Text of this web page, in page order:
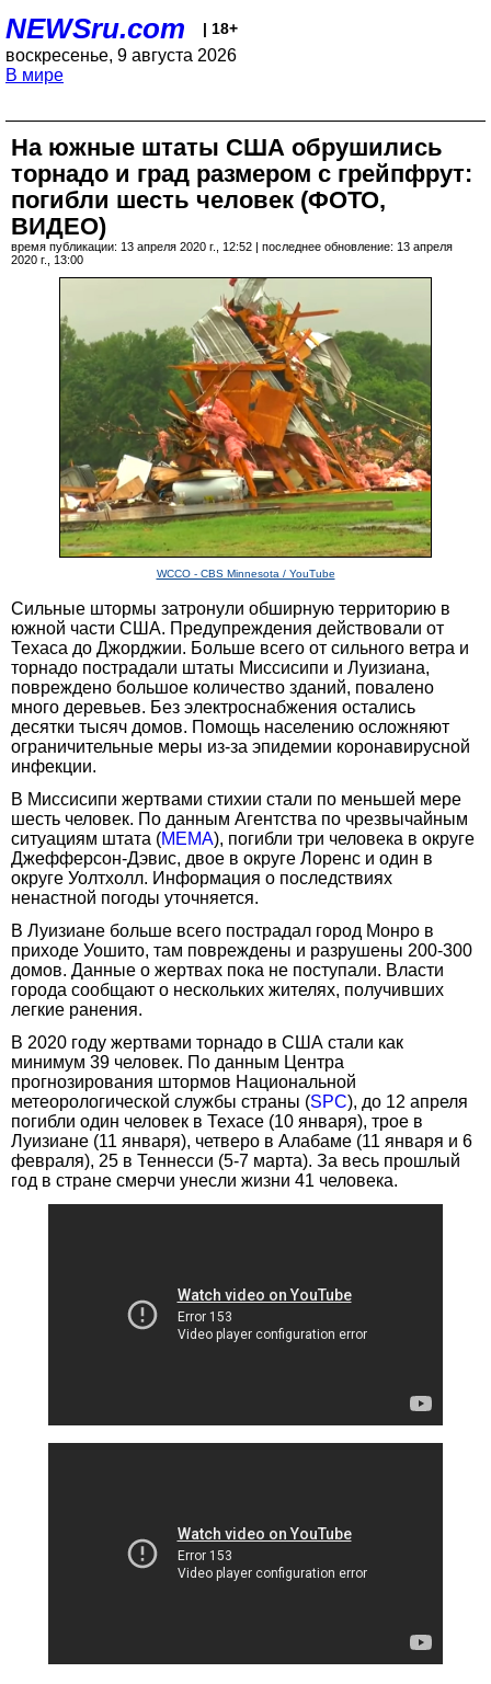
NEWSru.com | 18+
воскресенье, 9 августа 2026
В мире
На южные штаты США обрушились
торнадо и град размером с грейпфрут:
погибли шесть человек (ФОТО,
ВИДЕО)
время публикации: 13 апреля 2020 г., 12:52 | последнее обновление: 13 апреля
2020 г., 13:00
WCCO - CBS Minnesota / YouTube
Сильные штормы затронули обширную территорию в
южной части США. Предупреждения действовали от
Техаса до Джорджии. Больше всего от сильного ветра и
торнадо пострадали штаты Миссисипи и Луизиана,
повреждено большое количество зданий, повалено
много деревьев. Без электроснабжения остались
десятки тысяч домов. Помощь населению осложняют
ограничительные меры из-за эпидемии коронавирусной
инфекции.
В Миссисипи жертвами стихии стали по меньшей мере
шесть человек. По данным Агентства по чрезвычайным
ситуациям штата (MEMA), погибли три человека в округе
Джефферсон-Дэвис, двое в округе Лоренс и один в
округе Уолтхолл. Информация о последствиях
ненастной погоды уточняется.
В Луизиане больше всего пострадал город Монро в
приходе Уошито, там повреждены и разрушены 200-300
домов. Данные о жертвах пока не поступали. Власти
города сообщают о нескольких жителях, получивших
легкие ранения.
В 2020 году жертвами торнадо в США стали как
минимум 39 человек. По данным Центра
прогнозирования штормов Национальной
метеорологической службы страны (SPC), до 12 апреля
погибли один человек в Техасе (10 января), трое в
Луизиане (11 января), четверо в Алабаме (11 января и 6
февраля), 25 в Теннесси (5-7 марта). За весь прошлый
год в стране смерчи унесли жизни 41 человека.